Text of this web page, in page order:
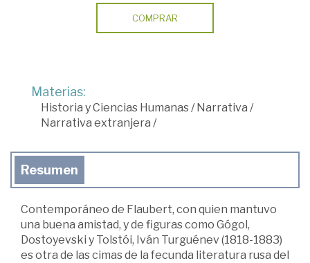
COMPRAR
Materias:
Historia y Ciencias Humanas/Narrativa /
Narrativa extranjera /
Resumen
Contemporáneo de Flaubert, con quien mantuvo
una buena amistad, y de figuras como Gógol,
Dostoyevski y Tolstói, Iván Turguénev (1818-1883)
es otra de las cimas de la fecunda literatura rusa del